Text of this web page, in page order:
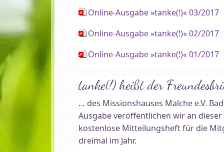
Online-Ausgabe »tanke(!)« 03/2017
Online-Ausgabe »tanke(!)« 02/2017
Online-Ausgabe »tanke(!)« 01/2017
tanke(!) heißt der
… des Missionshauses Malche e.V.
Ausgabe veröffentlichen wir an
kostenlose Mitteilungsheft für die
dreimal im Jahr.